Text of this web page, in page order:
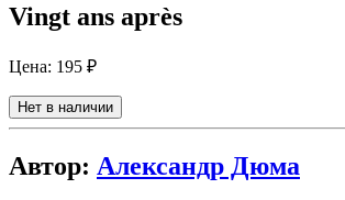
Vingt ans après
Цена: 195 ₽
Нет в наличии
Автор: Александр Дюма